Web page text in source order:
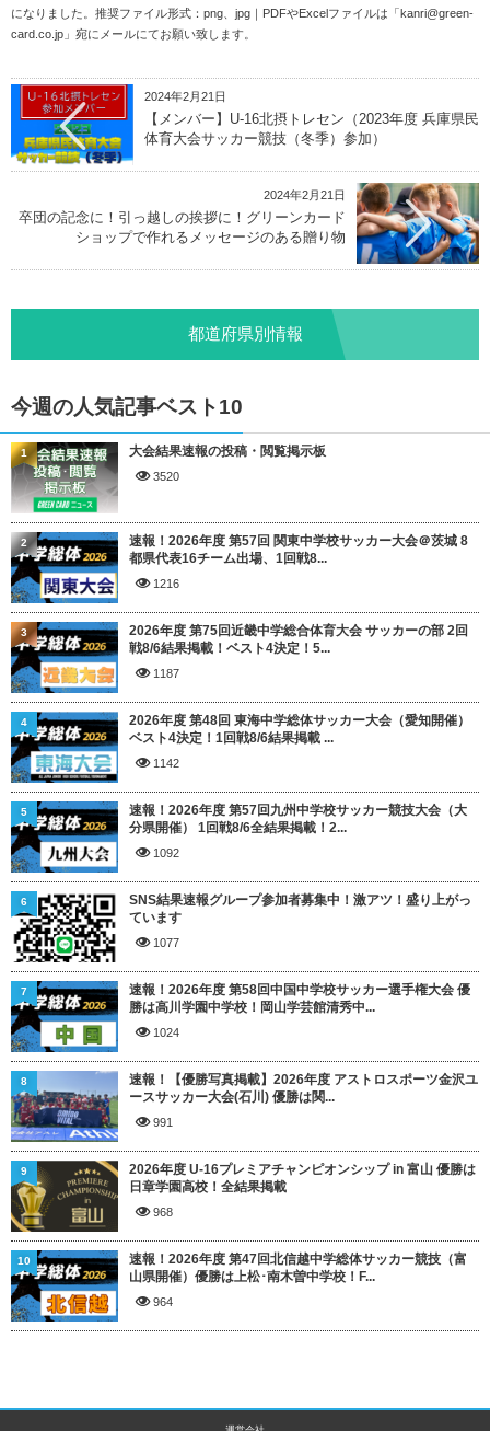
になりました。推奨ファイル形式：png、jpg｜PDFやExcelファイルは「kanri@green-
card.co.jp 」宛にメールにてお願い致します。
2024年2月21日
【メンバー】U-16北摂トレセン（2023年度 兵庫県民
体育大会サッカー競技（冬季）参加）
2024年2月21日
卒団の記念に！引っ越しの挨拶に！グリーンカード
ショップで作れるメッセージのある贈り物
都道府県別情報
今週の人気記事ベスト10
大会結果速報の投稿・閲覧掲示板
3520
1
速報！2026年度 第57回 関東中学校サッカー大会＠茨城 8
都県代表16チーム出場、1回戦8...
1216
2
2026年度 第75回近畿中学総合体育大会 サッカーの部 2回
戦8/6結果掲載！ベスト4決定！5...
1187
3
2026年度 第48回 東海中学総体サッカー大会（愛知開催）
ベスト4決定！1回戦8/6結果掲載 ...
1142
4
速報！2026年度 第57回九州中学校サッカー競技大会（大
分県開催） 1回戦8/6全結果掲載！2...
1092
5
SNS結果速報グループ参加者募集中！激アツ！盛り上がっ
ています
1077
6
速報！2026年度 第58回中国中学校サッカー選手権大会 優
勝は高川学園中学校！岡山学芸館清秀中...
1024
7
速報！【優勝写真掲載】2026年度 アストロスポーツ金沢ユ
ースサッカー大会(石川) 優勝は関...
991
8
2026年度 U-16プレミアチャンピオンシップ in 富山 優勝は
日章学園高校！全結果掲載
968
9
速報！2026年度 第47回北信越中学総体サッカー競技（富
山県開催）優勝は上松･南木曽中学校！F...
964
10